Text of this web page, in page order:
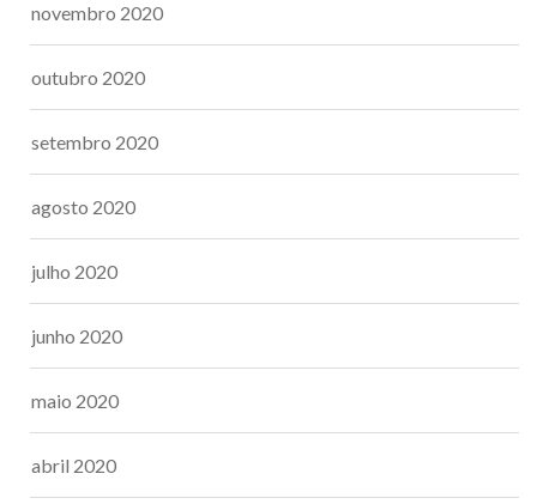
novembro 2020
outubro 2020
setembro 2020
agosto 2020
julho 2020
junho 2020
maio 2020
abril 2020